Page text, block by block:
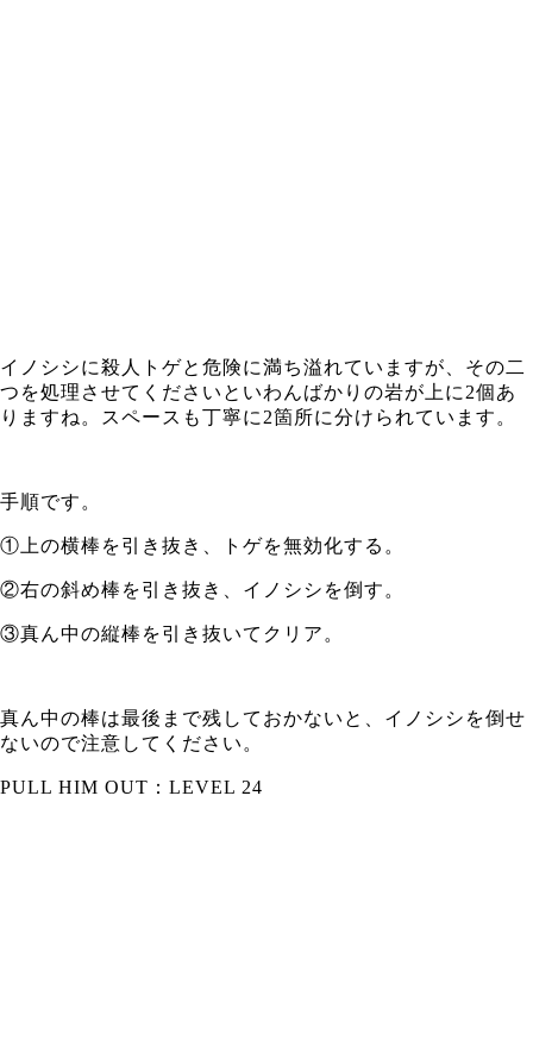
イノシシに殺人トゲと危険に満ち溢れていますが、その二
つを処理させてくださいといわんばかりの岩が上に2個あ
りますね。スペースも丁寧に2箇所に分けられています。
手順です。
①上の横棒を引き抜き、トゲを無効化する。
②右の斜め棒を引き抜き、イノシシを倒す。
③真ん中の縦棒を引き抜いてクリア。
真ん中の棒は最後まで残しておかないと、イノシシを倒せ
ないので注意してください。
PULL HIM OUT：LEVEL 24